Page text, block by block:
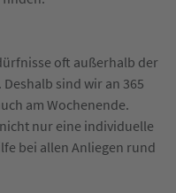
oft außerhalb der
sind wir an 365
am Wochenende.
nur eine individuelle
bei allen Anliegen rund